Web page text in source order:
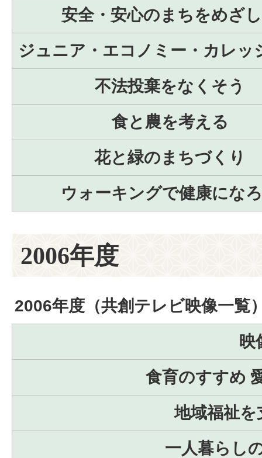
安全・安心のまちをめざ
ジュニア・エコノミー・カレッ
不法投棄をなくそう
食と農を考える
花と緑のまちづくり
ウォーキングで健康にな
2006年度
2006年度（共創テレビ映像一覧
映
食育のすすめ
地域福祉を
一人暮らし